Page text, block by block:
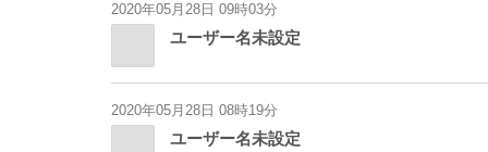
2020年05月28日 09時03分
ユーザー名未設定
2020年05月28日 08時19分
ユーザー名未設定